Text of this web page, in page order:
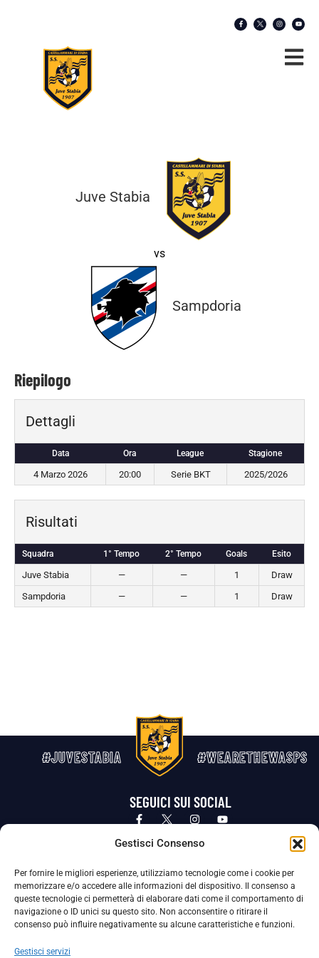
Gestisci Consenso
Per fornire le migliori esperienze, utilizziamo tecnologie come i cookie per
memorizzare e/o accedere alle informazioni del dispositivo. Il consenso a
queste tecnologie ci permetterà di elaborare dati come il comportamento di
navigazione o ID unici su questo sito. Non acconsentire o ritirare il
consenso può influire negativamente su alcune caratteristiche e funzioni.
Gestisci servizi
Juve Stabia
vs
Sampdoria
Riepilogo
Dettagli
Data Ora League Stagione
4 Marzo 2026 20:00 Serie BKT 2025/2026
Risultati
Squadra 1° Tempo 2° Tempo Goals Esito
Juve Stabia — — 1
Draw
Sampdoria
— — 1 Draw
#JUVESTABIA #WEARETHEWASPS
SEGUICI SUI SOCIAL
Privacy Policy Cookie Policy
La Società ha nominato il Responsabile della Protezione dei Dati Personali (DPO), figura specializzata che vigila sulle modalità
adottate dalla nostra Società per tutelare i Suoi dati personali.
Per contattare il DPO può scrivere a